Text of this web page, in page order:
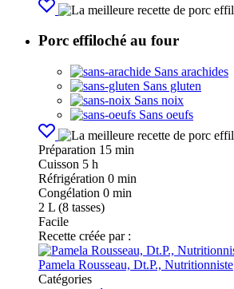
Porc effiloché au four
Sans arachides
Sans gluten
Sans noix
Sans oeufs
Préparation 15 min
Cuisson 5 h
Réfrigération 0 min
Congélation 0 min
2 L (8 tasses)
Facile
Recette créée par :
Pamela Rousseau, Dt.P., Nutritionniste
Catégories